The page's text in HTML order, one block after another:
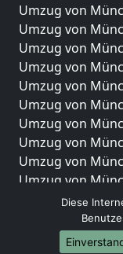
Umzug von
Umzug von
Umzug von
Umzug von
Umzug von
Umzug von
Umzug von
Umzug von
Umzug von
Umzug von
Umzug von
Umzug von
Umzug von
Diese